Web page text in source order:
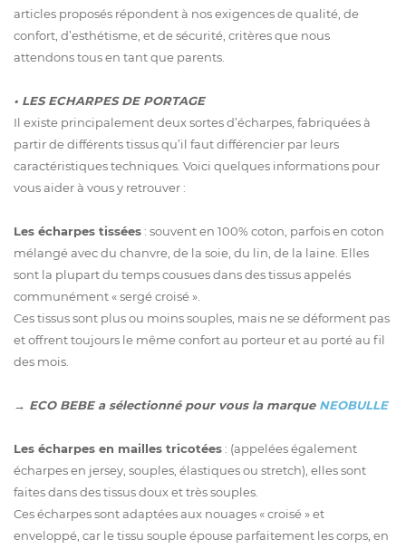
articles proposés répondent à nos exigences de qualité, de
confort, d’esthétisme, et de sécurité, critères que nous
attendons tous en tant que parents.
• LES ECHARPES DE PORTAGE
Il existe principalementdeux sortes d’écharpes , fabriquées à
partir de différents tissus qu’il faut différencier par leurs
caractéristiques techniques. Voici quelques informations pour
vous aider à vous y retrouver :
Les écharpes tissées : souvent en 100% coton, parfois en coton
mélangé avec du chanvre, de la soie, du lin, de la laine. Elles
sont la plupart du temps cousues dans des tissus appelés
communément « sergé croisé ».
Ces tissus sont plus ou moins souples, mais ne se déforment pas
et offrent toujours le même confort au porteur et au porté au fil
des mois.
→ ECO BEBE a sélectionné pour vous la marque NEOBULLE
Les écharpes en mailles tricotées : (appelées également
écharpes en jersey, souples, élastiques ou stretch), elles sont
faites dans des tissus doux et très souples.
Ces écharpes sont adaptées aux nouages « croisé » et
enveloppé, car le tissu souple épouse parfaitement les corps, en